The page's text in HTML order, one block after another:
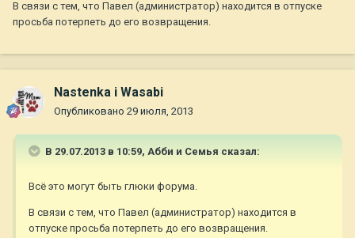
В связи с тем, что Павел (администратор) находится в отпуске
просьба потерпеть до его возвращения.
Nastenka i Wasabi
Опубликовано 29 июля, 2013
В 29.07.2013 в 10:59, Абби и Семья сказал:
Всё это могут быть глюки форума.
В связи с тем, что Павел (администратор) находится в
отпуске просьба потерпеть до его возвращения.